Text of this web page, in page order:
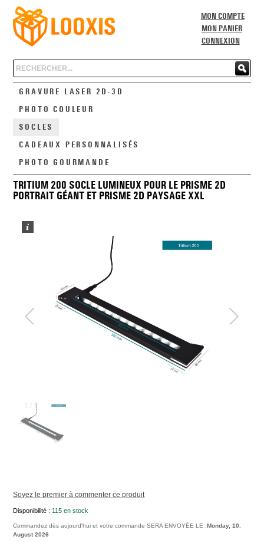
MON COMPTE
MON PANIER
CONNEXION
Chercher
GRAVURE LASER 2D-3D
PHOTO COULEUR
SOCLES
CADEAUX PERSONNALISÉS
PHOTO GOURMANDE
TRITIUM 200 SOCLE LUMINEUX POUR LE PRISME 2D
PORTRAIT GÉANT ET PRISME 2D PAYSAGE XXL
1 / 1
Soyez le premier à commenter ce produit
Disponibilité : 115 en stock
Commandez dès aujourd'hui et votre commande SERA ENVOYÉE LE :Monday, 10.
August 2026